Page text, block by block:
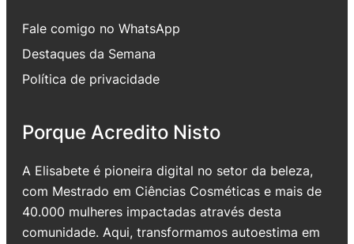
Fale comigo no WhatsApp
Destaques da Semana
Política de privacidade
Porque Acredito Nisto
A Elisabete é pioneira digital no setor da beleza,
com Mestrado em Ciências Cosméticas e mais de
40.000 mulheres impactadas através desta
comunidade. Aqui, transformamos autoestima em